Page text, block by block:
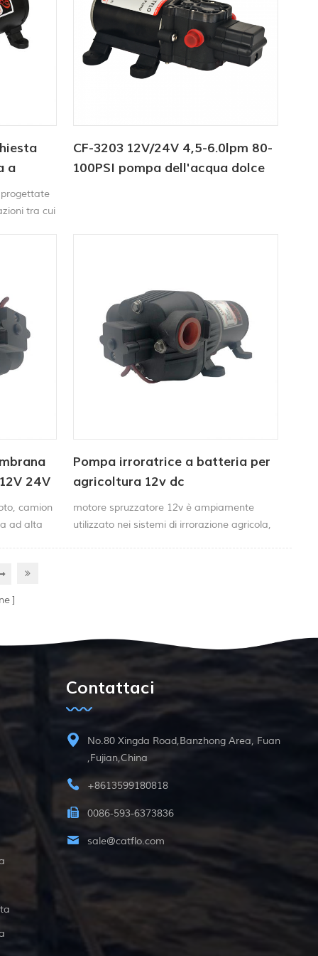
il rubinetto viene aperto e chiuso6
a
progettate
tra cui
CF-3203 12V/24V 4,5-6.0lpm 80-
100PSI pompa dell'acqua dolce
24V
camion
ad alta
Pompa irroratrice a batteria per
agricoltura 12v dc
motore spruzzatore 12v è ampiamente
utilizzato nei sistemi di irrorazione agricola,
Contattaci
No.80 Xingda Road,Banzhong Area, Fuan
,Fujian,China
+8613599180818
0086-593-6373836
sale@catflo.com